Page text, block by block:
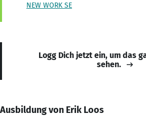
NEW WORK SE
Logg Dich jetzt ein, um das
sehen.
Ausbildung von Erik Loos